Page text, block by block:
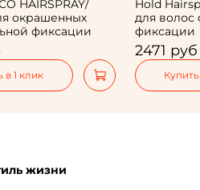
HAIRSPRAY/
окрашенных
фиксации
в 1 клик
Hold
для волос
фиксации
2471 руб
жизни